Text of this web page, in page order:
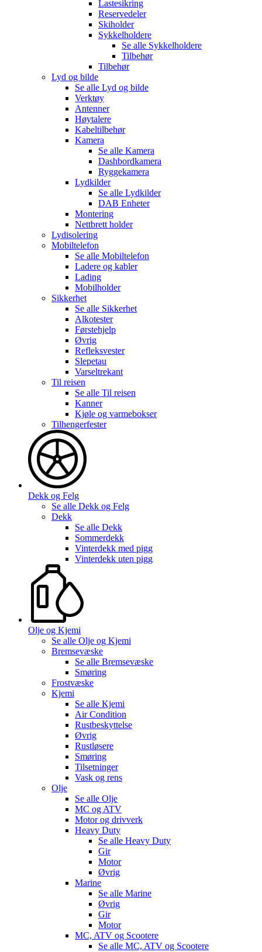
Lastesikring
Reservedeler
Skiholder
Sykkelholdere
Se alle Sykkelholdere
Tilbehør
Tilbehør
Lyd og bilde
Se alle Lyd og bilde
Verktøy
Antenner
Høytalere
Kabeltilbehør
Kamera
Se alle Kamera
Dashbordkamera
Ryggekamera
Lydkilder
Se alle Lydkilder
DAB Enheter
Montering
Nettbrett holder
Lydisolering
Mobiltelefon
Se alle Mobiltelefon
Ladere og kabler
Lading
Mobilholder
Sikkerhet
Se alle Sikkerhet
Alkotester
Førstehjelp
Øvrig
Refleksvester
Slepetau
Varseltrekant
Til reisen
Se alle Til reisen
Kanner
Kjøle og varmebokser
Tilhengerfester
Dekk og Felg
Se alle Dekk og Felg
Dekk
Se alle Dekk
Sommerdekk
Vinterdekk med pigg
Vinterdekk uten pigg
Olje og Kjemi
Se alle Olje og Kjemi
Bremsevæske
Se alle Bremsevæske
Smøring
Frostvæske
Kjemi
Se alle Kjemi
Air Condition
Rustbeskyttelse
Øvrig
Rustløsere
Smøring
Tilsetninger
Vask og rens
Olje
Se alle Olje
MC og ATV
Motor og drivverk
Heavy Duty
Se alle Heavy Duty
Gir
Motor
Øvrig
Marine
Se alle Marine
Øvrig
Gir
Motor
MC, ATV og Scootere
Se alle MC, ATV og Scootere